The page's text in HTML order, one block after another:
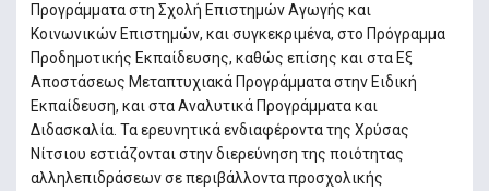
Προγράμματα στη Σχολή Επιστημών Αγωγής και
Κοινωνικών Επιστημών, και συγκεκριμένα, στο Πρόγραμμα
Προδημοτικής Εκπαίδευσης, καθώς επίσης και στα Εξ
Αποστάσεως Μεταπτυχιακά Προγράμματα στην Ειδική
Εκπαίδευση, και στα Αναλυτικά Προγράμματα και
Διδασκαλία. Τα ερευνητικά ενδιαφέροντα της Χρύσας
Νίτσιου εστιάζονται στην διερεύνηση της ποιότητας
αλληλεπιδράσεων σε περιβάλλοντα προσχολικής